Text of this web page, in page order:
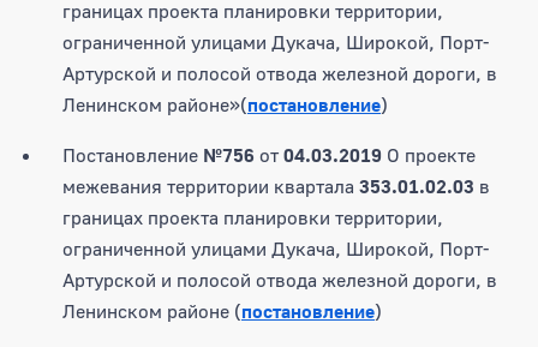
границах проекта планировки территории,
ограниченной улицами Дукача, Широкой, Порт-
Артурской и полосой отвода железной дороги, в
Ленинском районе»(постановление)
Постановление №756 от 04.03.2019 О проекте
межевания территории квартала 353.01.02.03 в
границах проекта планировки территории,
ограниченной улицами Дукача, Широкой, Порт-
Артурской и полосой отвода железной дороги, в
Ленинском районе (постановление)